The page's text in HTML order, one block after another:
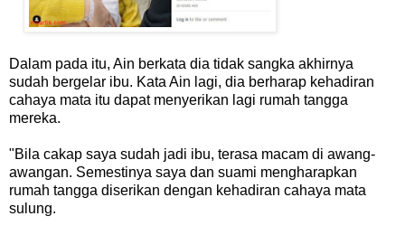
Dalam pada itu, Ain berkata dia tidak sangka akhirnya
sudah bergelar ibu. Kata Ain lagi, dia berharap kehadiran
cahaya mata itu dapat menyerikan lagi rumah tangga
mereka.
"Bila cakap saya sudah jadi ibu, terasa macam di awang-
awangan. Semestinya saya dan suami mengharapkan
rumah tangga diserikan dengan kehadiran cahaya mata
sulung.